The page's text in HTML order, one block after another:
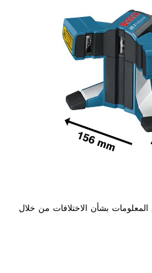
بشأن الاختلافات من خلال